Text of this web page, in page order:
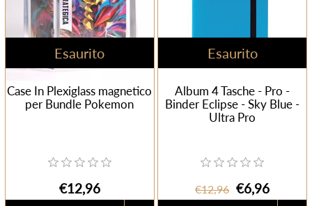
Esaurito
Case In Plexiglass magnetico
per Bundle Pokemon
€12,96
Esaurito
Album 4 Tasche - Pro -
Binder Eclipse - Sky Blue -
Ultra Pro
€12,96 €6,96